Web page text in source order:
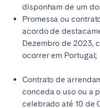
disponham de um
Promessa ou
acordo de
Dezembro de 2023,
ocorrer em Portugal;
Contrato de
conceda o uso ou a
celebrado até 10 de
Tenerife
SWITZERLAND
Geneva
Zug